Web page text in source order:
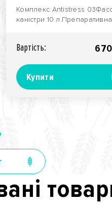
Комплекс Antistress
каністри 10 л.Препаративна
Вартiсть:
Купити